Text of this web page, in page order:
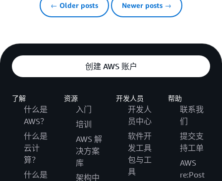
← Older posts Newer posts →
创建 AWS 账户
了解
什么是
AWS？
什么是
云计
算？
什么是
资源
入门
培训
AWS 解
决方案
库
架构中
开发人员
开发人
员中心
软件开
发工具
包与工
具
帮助
联系我
们
提交支
持工单
AWS
re:Post